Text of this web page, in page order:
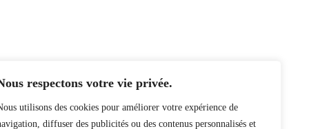
respectons votre vie privée.
utilisons des cookies pour améliorer votre expérience de
diffuser des publicités ou des contenus personnalisés et